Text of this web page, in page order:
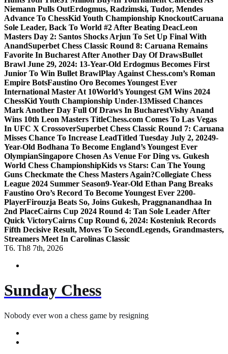
Niemann Pulls OutErdogmus, Radzimski, Tudor, Mendes
Advance To ChessKid Youth Championship KnockoutCaruana
Sole Leader, Back To World #2 After Beating DeacLeon
Masters Day 2: Santos Shocks Arjun To Set Up Final With
AnandSuperbet Chess Classic Round 8: Caruana Remains
Favorite In Bucharest After Another Day Of DrawsBullet
Brawl June 29, 2024: 13-Year-Old Erdogmus Becomes First
Junior To Win Bullet BrawlPlay Against Chess.com’s Roman
Empire BotsFaustino Oro Becomes Youngest Ever
International Master At 10World’s Youngest GM Wins 2024
ChessKid Youth Championship Under-13Missed Chances
Mark Another Day Full Of Draws In BucharestVishy Anand
Wins 10th Leon Masters TitleChess.com Comes To Las Vegas
In UFC X CrossoverSuperbet Chess Classic Round 7: Caruana
Misses Chance To Increase LeadTitled Tuesday July 2, 20249-
Year-Old Bodhana To Become England’s Youngest Ever
OlympianSingapore Chosen As Venue For Ding vs. Gukesh
World Chess ChampionshipKids vs Stars: Can The Young
Guns Checkmate the Chess Masters Again?Collegiate Chess
League 2024 Summer Season9-Year-Old Ethan Pang Breaks
Faustino Oro’s Record To Become Youngest Ever 2200-
PlayerFirouzja Beats So, Joins Gukesh, Praggnanandhaa In
2nd PlaceCairns Cup 2024 Round 4: Tan Sole Leader After
Quick VictoryCairns Cup Round 6, 2024: Kosteniuk Records
Fifth Decisive Result, Moves To SecondLegends, Grandmasters,
Streamers Meet In Carolinas Classic
T6. Th8 7th, 2026
Sunday Chess
Nobody ever won a chess game by resigning